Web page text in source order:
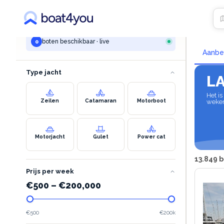
UW ZOEKOPDRACHT
palairos
0 boten beschikbaar · live
Type jacht
Zeilen Catamaran Motorboot
Motorjacht Gulet Power cat
Prijs per week
€500 – €200,000
€500 €200k
Het
13.849